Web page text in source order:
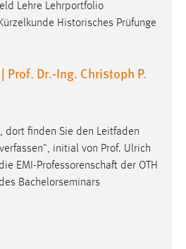
Lehre Lehrportfolio
Historisches Prüfunge
Dr.-Ing. Christoph P.
dort finden Sie den Leitfaden
initial von Prof. Ulrich
EMI-Professorenschaft der OTH
Bachelorseminars